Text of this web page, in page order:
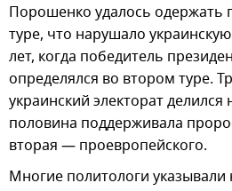
Порошенко удалось одержать
туре, что нарушало
лет, когда победитель
определялся во втором туре.
украинский электорат
половина поддерживала
вторая — проевропейского.
Многие политологи указывали